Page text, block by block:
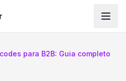
para B2B: Guia completo